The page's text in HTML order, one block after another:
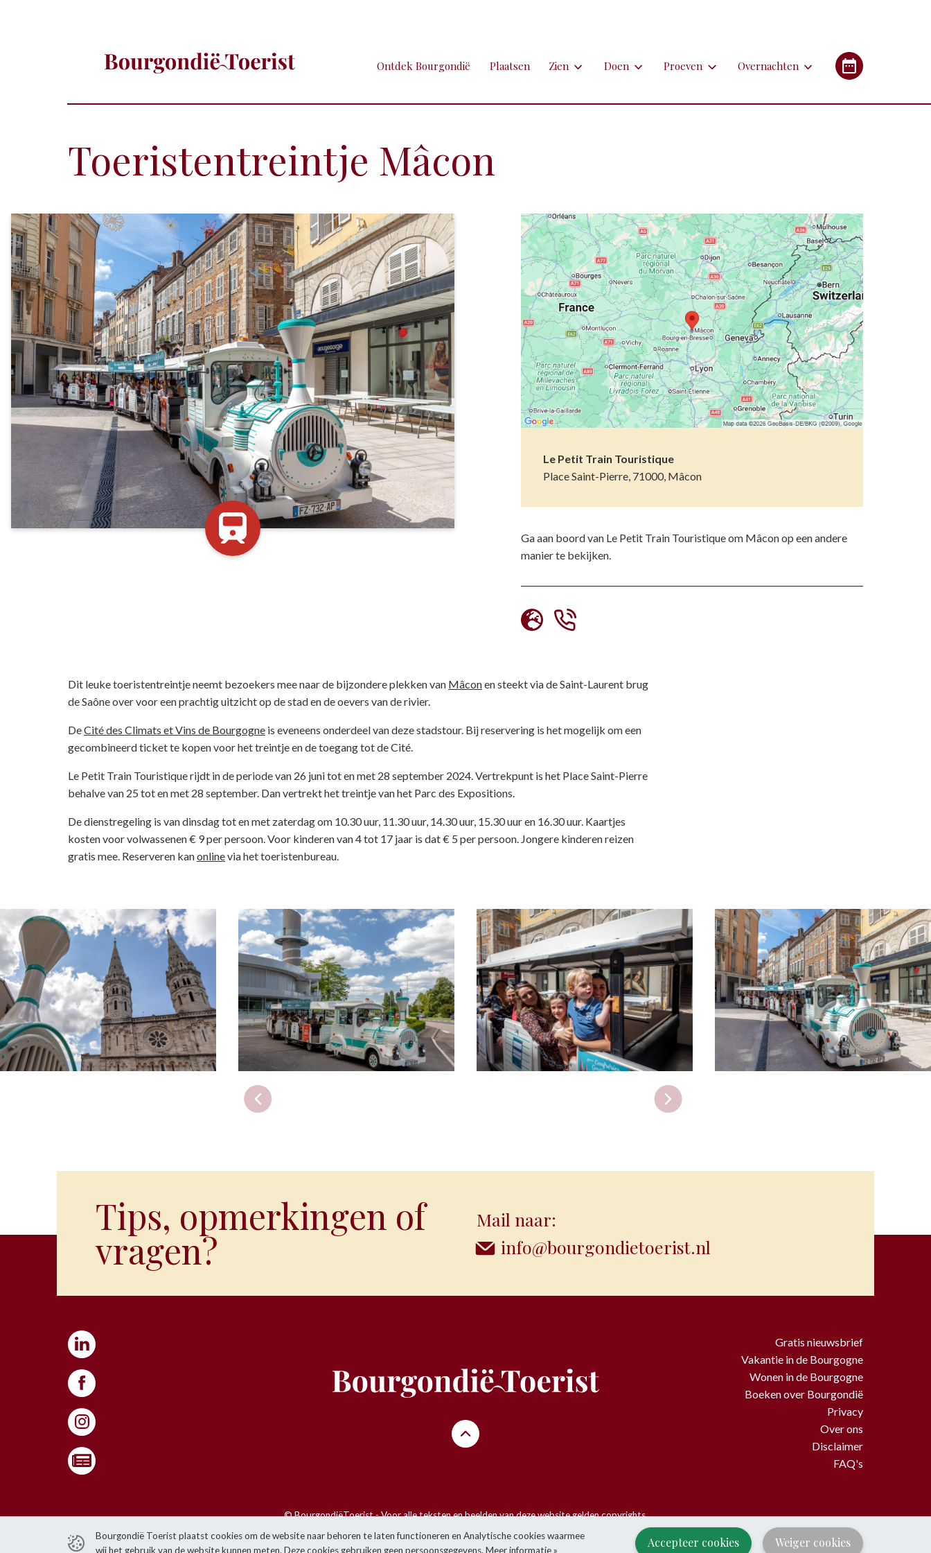
Ontdek Bourgondië Plaatsen Zien
Hospitaals en apotheken
Kastelen en gebouwen
Kunst
Markten
Musea
Natuur(parken)
Opgravingen en resten
Pretparken en dierentuinen
Tuinen en Parken
Water(werken)
Doen
Nederlandstalige rondleiding of excursie
Spoorfiets of (weg)treintje nemen
Toeren met de auto
Uitstapjes met dieren
Voetsporen volgen
Wandelen
Zwemmen
Proeven
Restaurants
Streekgerechten
Streekproducten
Wijnen
Overnachten
Gîtes (vakantiehuizen)
Bourgondië Toerist plaatst cookies om de website naar behoren te laten functioneren en Analytische cookies waarmee
wij het gebruik van de website kunnen meten. Deze cookies gebruiken geen persoonsgegevens. Meer informatie »
Accepteer cookies Weiger cookies
Toeristentreintje Mâcon
Le Petit Train Touristique
Place Saint-Pierre, 71000, Mâcon
Ga aan boord van Le Petit Train Touristique om Mâcon op een andere
manier te bekijken.
Dit leuke toeristentreintje neemt bezoekers mee naar de bijzondere plekken van Mâconen steekt via de Saint-Laurent brug
de Saône over voor een prachtig uitzicht op de stad en de oevers van de rivier.
DeCité des Climats et Vins de Bourgogne is eveneens onderdeel van deze stadstour. Bij reservering is het mogelijk om een
gecombineerd ticket te kopen voor het treintje en de toegang tot de Cité.
Le Petit Train Touristique rijdt in de periode van 26 juni tot en met 28 september 2024. Vertrekpunt is het Place Saint-Pierre
behalve van 25 tot en met 28 september. Dan vertrekt het treintje van het Parc des Expositions.
De dienstregeling is van dinsdag tot en met zaterdag om 10.30 uur, 11.30 uur, 14.30 uur, 15.30 uur en 16.30 uur. Kaartjes
kosten voor volwassenen € 9 per persoon. Voor kinderen van 4 tot 17 jaar is dat € 5 per persoon. Jongere kinderen reizen
gratis mee. Reserveren kanonlinevia het toeristenbureau.
Tips, opmerkingen of
vragen?
Mail naar:
info@bourgondietoerist.nl
Gratis nieuwsbrief
Vakantie in de Bourgogne
Wonen in de Bourgogne
Boeken over Bourgondië
Privacy
Over ons
Disclaimer
FAQ's
© BourgondiëToerist - Voor alle teksten en beelden van deze website gelden copyrights.
Het is niet toegestaan om iets over te nemen van de website zonder voorafgaande schriftelijke toestemming van BourgondiëToerist.